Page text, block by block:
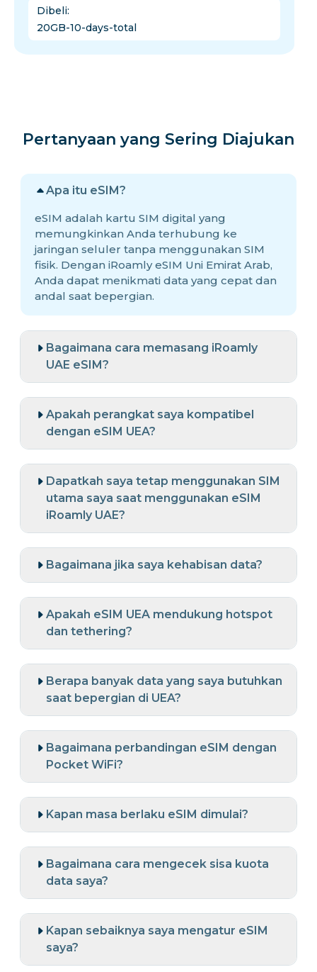
Dibeli:
20GB-10-days-total
Pertanyaan yang Sering Diajukan
Apa itu eSIM?
eSIM adalah kartu SIM digital yang
memungkinkan Anda terhubung ke
jaringan seluler tanpa menggunakan SIM
fisik. Dengan iRoamly eSIM Uni Emirat Arab,
Anda dapat menikmati data yang cepat dan
andal saat bepergian.
Bagaimana cara memasang iRoamly
UAE eSIM?
Apakah perangkat saya kompatibel
dengan eSIM UEA?
Dapatkah saya tetap menggunakan SIM
utama saya saat menggunakan eSIM
iRoamly UAE?
Bagaimana jika saya kehabisan data?
Apakah eSIM UEA mendukung hotspot
dan tethering?
Berapa banyak data yang saya butuhkan
saat bepergian di UEA?
Bagaimana perbandingan eSIM dengan
Pocket WiFi?
Kapan masa berlaku eSIM dimulai?
Bagaimana cara mengecek sisa kuota
data saya?
Kapan sebaiknya saya mengatur eSIM
saya?